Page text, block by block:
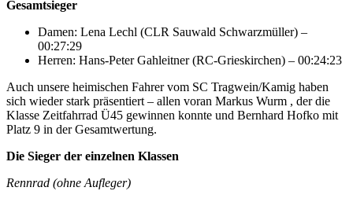
Gesamtsieger
Damen: Lena Lechl (CLR Sauwald Schwarzmüller) –
00:27:29
Herren: Hans-Peter Gahleitner (RC-Grieskirchen) – 00:24:23
Auch unsere heimischen Fahrer vom SC Tragwein/Kamig haben
sich wieder stark präsentiert – allen voran Markus Wurm , der die
Klasse Zeitfahrrad Ü45 gewinnen konnte und Bernhard Hofko mit
Platz 9 in der Gesamtwertung.
Die Sieger der einzelnen Klassen
Rennrad (ohne Aufleger)